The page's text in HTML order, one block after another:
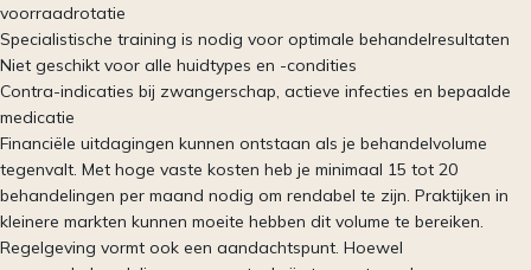
voorraadrotatie
Specialistische training is nodig voor optimale behandelresultaten
Niet geschikt voor alle huidtypes en -condities
Contra-indicaties bij zwangerschap, actieve infecties en bepaalde
medicatie
Financiële uitdagingen kunnen ontstaan als je behandelvolume
tegenvalt. Met hoge vaste kosten heb je minimaal 15 tot 20
behandelingen per maand nodig om rendabel te zijn. Praktijken in
kleinere markten kunnen moeite hebben dit volume te bereiken.
Regelgeving vormt ook een aandachtspunt. Hoewel